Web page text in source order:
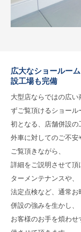
広大なショールー
設工場も完備
大型店ならではの広
ずご覧頂けるショー
初となる、店舗併設の
外車に対してのご不
ご覧頂きながら、
詳細をご説明させて
ターメンテナンスや、
法定点検など、通常
併設の強みを生かし、
お客様のお手を煩わ